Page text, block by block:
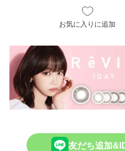
お気に入りに追加
友だち追加